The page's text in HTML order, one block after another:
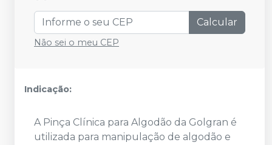
Calcular
Não sei o meu CEP
Indicação:
A Pinça Clínica para Algodão da Golgran é
utilizada para manipulação de algodão e